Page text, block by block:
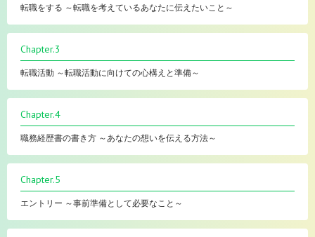
転職をする ～転職を考えているあなたに伝えたいこと～
Chapter.3
転職活動 ～転職活動に向けての心構えと準備～
Chapter.4
職務経歴書の書き方 ～あなたの想いを伝える方法～
Chapter.5
エントリー ～事前準備として必要なこと～